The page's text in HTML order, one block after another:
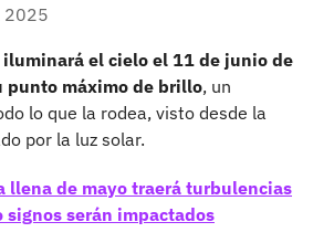
2025
iluminará el cielo el 11 de junio de
punto máximo de brillo, un
lo que la rodea, visto desde la
por la luz solar.
llena de mayo traerá turbulencias
serán impactados